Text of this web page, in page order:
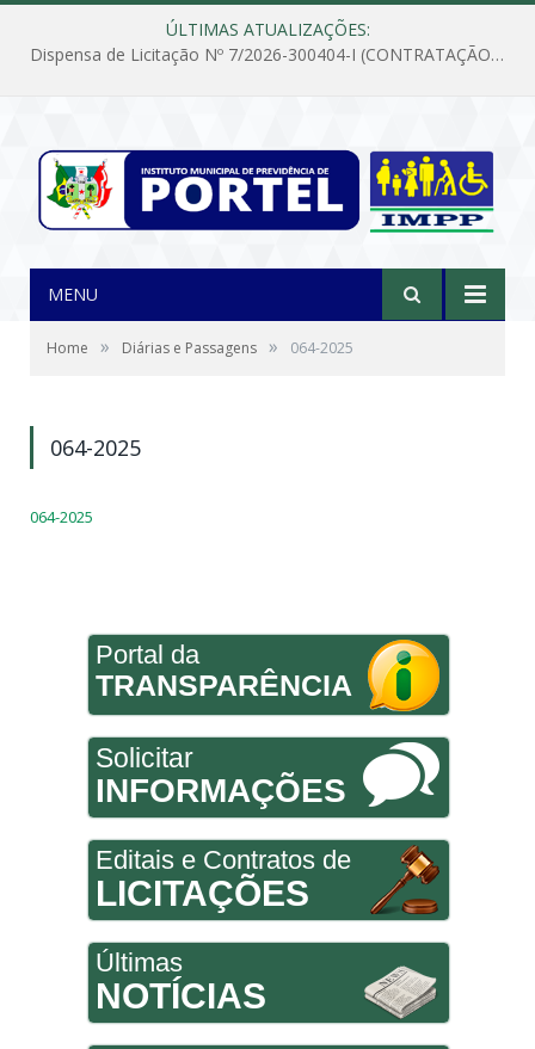
ÚLTIMAS ATUALIZAÇÕES:
Dispensa de Licitação Nº 7/2026-300404-I (CONTRATAÇÃO DE EMPRESA PARA MANUTENÇÃO E REPARAÇÃO DE APARELHOS DE AR CONDICIONADO, EM ATENDIMENTO ÀS NECESSIDADES DO INSTITUTO DE PREVIDÊNCIA MUNICIPAL DE PORTEL/PA)
MENU
Home » Diárias e Passagens » 064-2025
064-2025
064-2025
Portal da
TRANSPARÊNCIA
Solicitar
INFORMAÇÕES
Editais e Contratos de
LICITAÇÕES
Últimas
NOTÍCIAS